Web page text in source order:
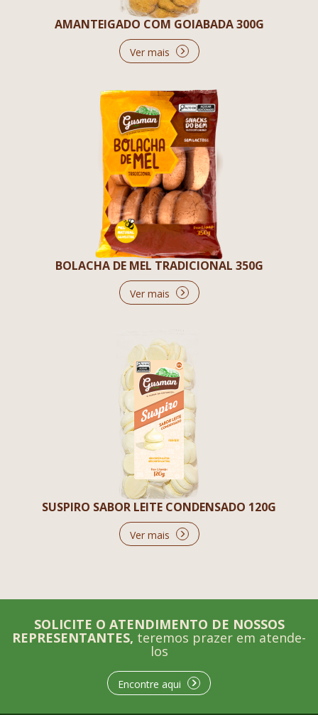
AMANTEIGADO COM GOIABADA 300G
Ver mais
BOLACHA DE MEL TRADICIONAL 350G
Ver mais
SUSPIRO SABOR LEITE CONDENSADO 120G
Ver mais
SOLICITE O ATENDIMENTO DE NOSSOS
REPRESENTANTES, teremos prazer em atende-
los
Encontre aqui